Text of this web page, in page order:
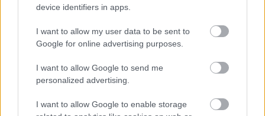
device identifiers in apps.
I want to allow my user data to be sent to
Google for online advertising purposes.
I want to allow Google to send me
personalized advertising.
I want to allow Google to enable storage
ENERGIATAKARÉKOSSÁG: KORÁBBAN KEZDŐDIK
A GYŐRI AUDI ETO KC PÉNTEKI FELKÉSZÜLÉSI
MÉRKŐZÉSE
előrébb hozták a Brest Bretagne Handball elleni találkozó